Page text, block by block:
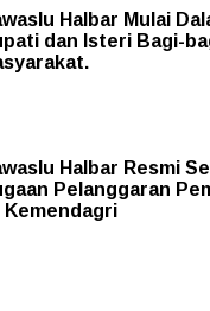
Halbar Mulai
dan Isteri Bagi-
Halbar Resmi
Pelanggaran
Kemendagri